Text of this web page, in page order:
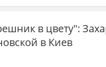
google Совет Федерации
международные
в цвету":
в Киев